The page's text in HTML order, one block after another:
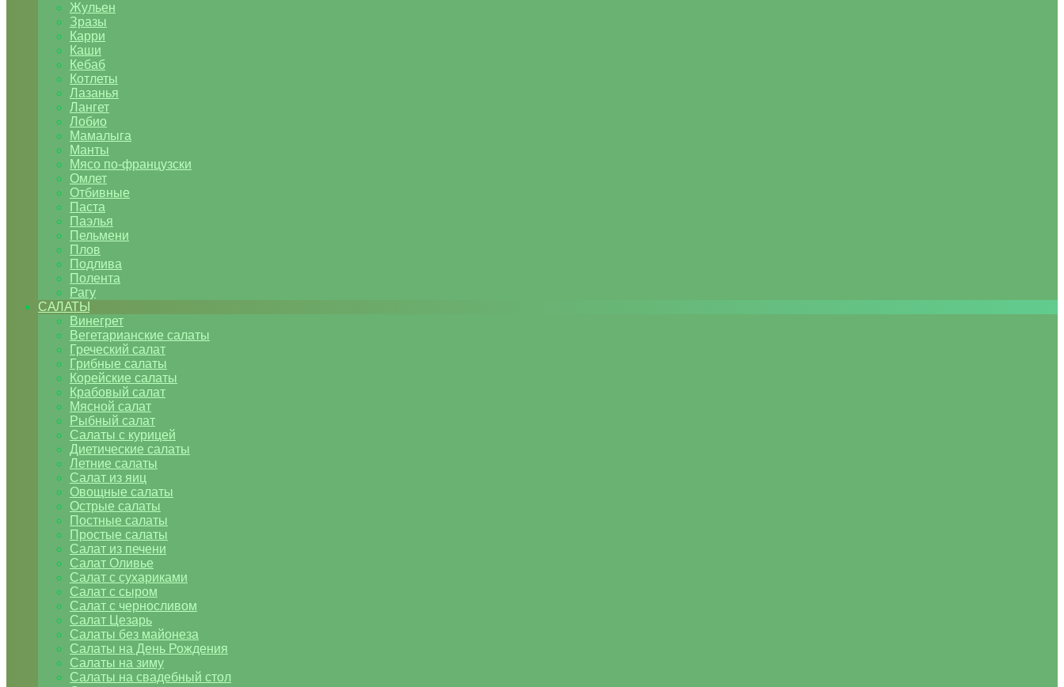
Жульен
Зразы
Карри
Каши
Кебаб
Котлеты
Лазанья
Лангет
Лобио
Мамалыга
Манты
Мясо по-французски
Омлет
Отбивные
Паста
Паэлья
Пельмени
Плов
Подлива
Полента
Рагу
САЛАТЫ
Винегрет
Вегетарианские салаты
Греческий салат
Грибные салаты
Корейские салаты
Крабовый салат
Мясной салат
Рыбный салат
Салаты с курицей
Диетические салаты
Летние салаты
Салат из яиц
Овощные салаты
Острые салаты
Постные салаты
Простые салаты
Салат из печени
Салат Оливье
Салат с сухариками
Салат с сыром
Салат с черносливом
Салат Цезарь
Салаты без майонеза
Салаты на День Рождения
Салаты на зиму
Салаты на свадебный стол